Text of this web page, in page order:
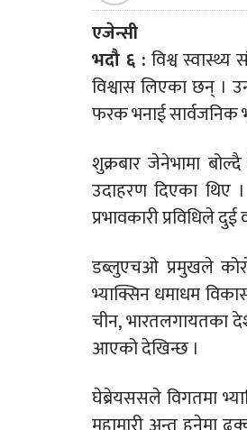
एजेन्सी
भदौ ६ : विश्व
विश्वास लिएका छन् ।
फरक भनाई सार्वजनिक
शुक्रबार जेनेभामा
उदाहरण दिएका थिए
प्रभावकारी प्रविधिले
डब्लुएचओ प्रमुखले
भ्याक्सिन धमाधम
चीन, भारतलगायतका
आएको देखिन्छ ।
घेब्रेयससले विगतमा